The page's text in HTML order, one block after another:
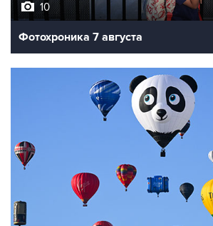
10
Фотохроника 7 августа